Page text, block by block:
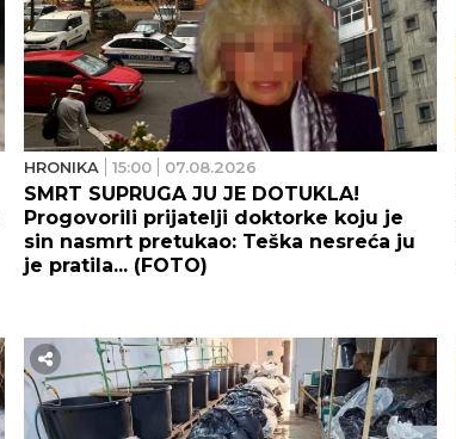
HRONIKA 15:00 07.08.2026
SMRT SUPRUGA JU JE DOTUKLA!
Progovorili prijatelji doktorke koju je
sin nasmrt pretukao: Teška nesreća ju
je pratila... (FOTO)